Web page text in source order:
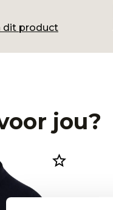
dit product
jou?